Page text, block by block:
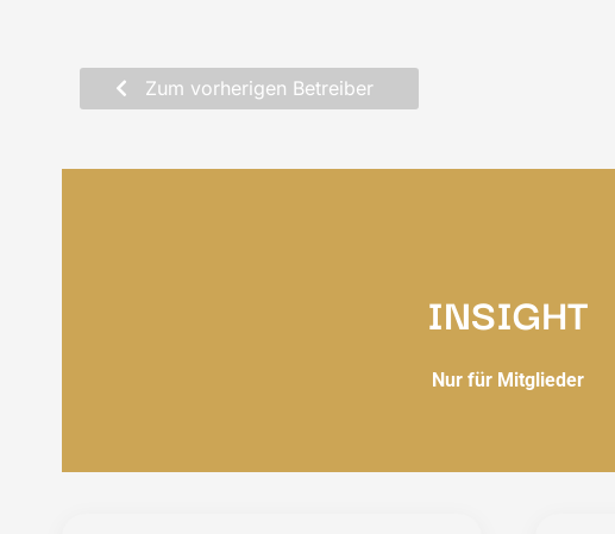
Zum vorherigen Betreiber
INSIGHT
Nur für Mitglieder